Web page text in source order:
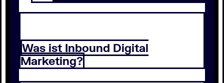
Was ist Inbound Digital
Marketing?